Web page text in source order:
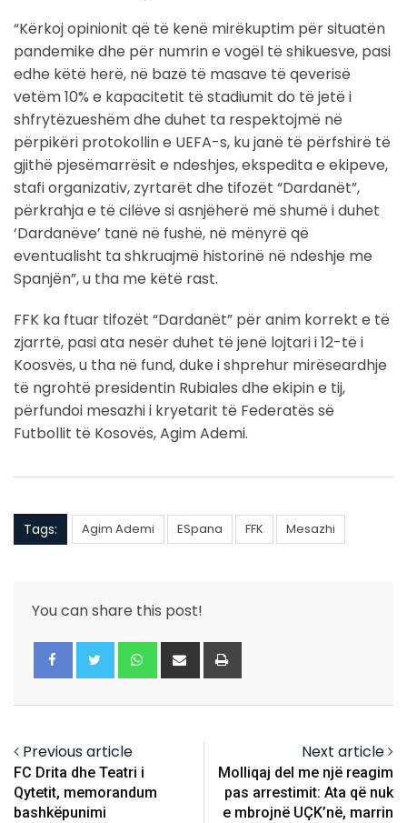
“Kërkoj opinionit që të kenë mirëkuptim për situatën
pandemike dhe për numrin e vogël të shikuesve, pasi
edhe këtë herë, në bazë të masave të qeverisë
vetëm 10% e kapacitetit të stadiumit do të jetë i
shfrytëzueshëm dhe duhet ta respektojmë në
përpikëri protokollin e UEFA-s, ku janë të përfshirë të
gjithë pjesëmarrësit e ndeshjes, ekspedita e ekipeve,
stafi organizativ, zyrtarët dhe tifozët “Dardanët”,
përkrahja e të cilëve si asnjëherë më shumë i duhet
‘Dardanëve’ tanë në fushë, në mënyrë që
eventualisht ta shkruajmë historinë në ndeshje me
Spanjën”, u tha me këtë rast.
FFK ka ftuar tifozët “Dardanët” për anim korrekt e të
zjarrtë, pasi ata nesër duhet të jenë lojtari i 12-të i
Koosvës, u tha në fund, duke i shprehur mirëseardhje
të ngrohtë presidentin Rubiales dhe ekipin e tij,
përfundoi mesazhi i kryetarit të Federatës së
Futbollit të Kosovës, Agim Ademi.
Tags: Agim Ademi ESpana FFK Mesazhi
You can share this post!
Whatsapp
Share
via
Previous article
FC Drita dhe Teatri i
Qytetit, memorandum
bashkëpunimi
Next article
Molliqaj del me një reagim
pas arrestimit: Ata që nuk
e mbrojnë UÇK’në, marrin